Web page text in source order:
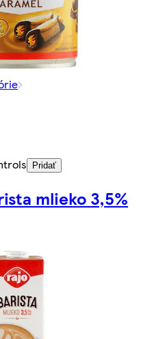
Pridať
mlieko 3,5%